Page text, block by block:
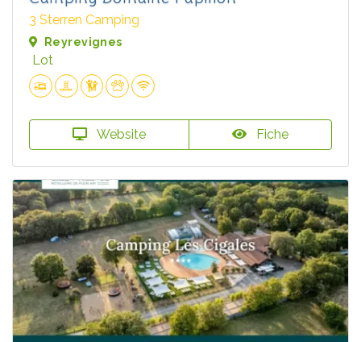
3 Sterren Camping
Reyrevignes
Lot
Website Fiche